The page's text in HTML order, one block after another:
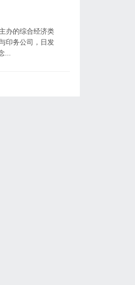
办的综合经济类
印务公司，日发
...